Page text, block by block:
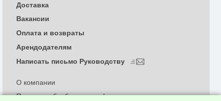
О компании
Политика обработки и конфиденциальности
Доставка
Вакансии
Оплата и возвраты
Арендодателям
Написать письмо Руководству